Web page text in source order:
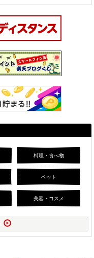
料理・食べ物
ペット
美容・コスメ